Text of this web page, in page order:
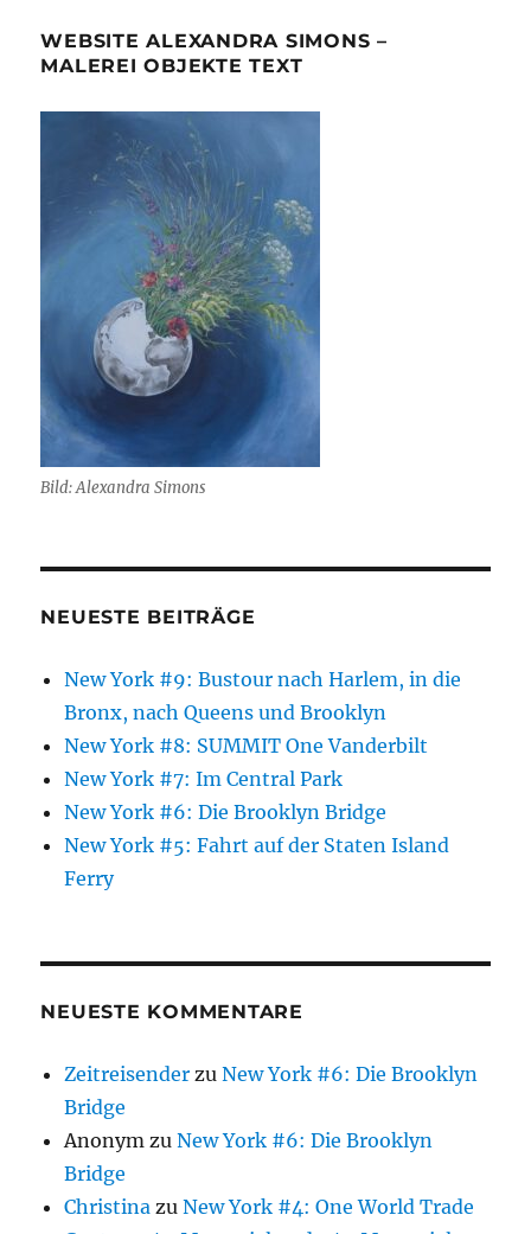
WEBSITE ALEXANDRA SIMONS –
MALEREI OBJEKTE TEXT
Bild: Alexandra Simons
NEUESTE BEITRÄGE
New York #9: Bustour nach Harlem, in die
Bronx, nach Queens und Brooklyn
New York #8: SUMMIT One Vanderbilt
New York #7: Im Central Park
New York #6: Die Brooklyn Bridge
New York #5: Fahrt auf der Staten Island
Ferry
NEUESTE KOMMENTARE
Zeitreisender zuNew York #6: Die Brooklyn
Bridge
Anonym zuNew York #6: Die Brooklyn
Bridge
Christina zuNew York #4: One World Trade